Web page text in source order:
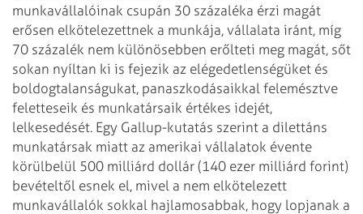
munkavállalóinak csupán 30 százaléka érzi magát
erősen elkötelezettnek a munkája, vállalata iránt, míg
70 százalék nem különösebben erőlteti meg magát, sőt
sokan nyíltan ki is fejezik az elégedetlenségüket és
boldogtalanságukat, panaszkodásaikkal felemésztve
feletteseik és munkatársaik értékes idejét,
lelkesedését. Egy Gallup-kutatás szerint a dilettáns
munkatársak miatt az amerikai vállalatok évente
körülbelül 500 milliárd dollár (140 ezer milliárd forint)
bevételtől esnek el, mivel a nem elkötelezett
munkavállalók sokkal hajlamosabbak, hogy lopjanak a